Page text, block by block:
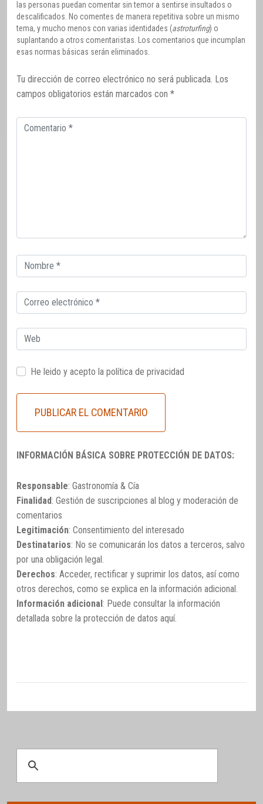
las personas puedan comentar sin temor a sentirse insultados o
descalificados. No comentes de manera repetitiva sobre un mismo
tema, y mucho menos con varias identidades (astroturfing) o
suplantando a otros comentaristas. Los comentarios que incumplan
esas normas básicas serán eliminados.
Tu dirección de correo electrónico no será publicada. Los
campos obligatorios están marcados con *
Comentario
Correo
electrónico
Correo
electrónico
Web
He leido y acepto la política de privacidad
INFORMACIÓN BÁSICA SOBRE PROTECCIÓN DE DATOS:
Responsable: Gastronomía & Cía
Finalidad: Gestión de suscripciones al blog y moderación de
comentarios
Legitimación: Consentimiento del interesado
Destinatarios: No se comunicarán los datos a terceros, salvo
por una obligación legal.
Derechos: Acceder, rectificar y suprimir los datos, así como
otros derechos, como se explica en la información adicional.
Información adicional : Puede consultar la información
detallada sobre la protección de datos aquí.